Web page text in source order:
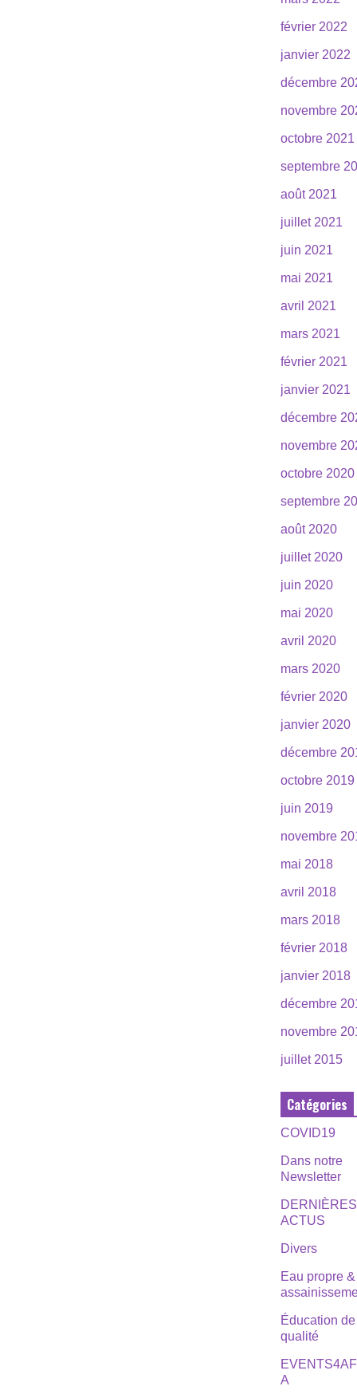
février 2022
janvier 2022
décembre
novembre
octobre 2021
septembre
août 2021
juillet 2021
juin 2021
mai 2021
avril 2021
mars 2021
février 2021
janvier 2021
décembre
novembre
octobre 2020
septembre
août 2020
juillet 2020
juin 2020
mai 2020
avril 2020
mars 2020
février 2020
janvier 2020
décembre
octobre 2019
juin 2019
novembre
mai 2018
avril 2018
mars 2018
février 2018
janvier 2018
décembre
novembre
juillet 2015
Catégories
COVID19
Dans notre
Newsletter
DERNIÈRES
ACTUS
Divers
Eau propre &
Éducation de
qualité
A